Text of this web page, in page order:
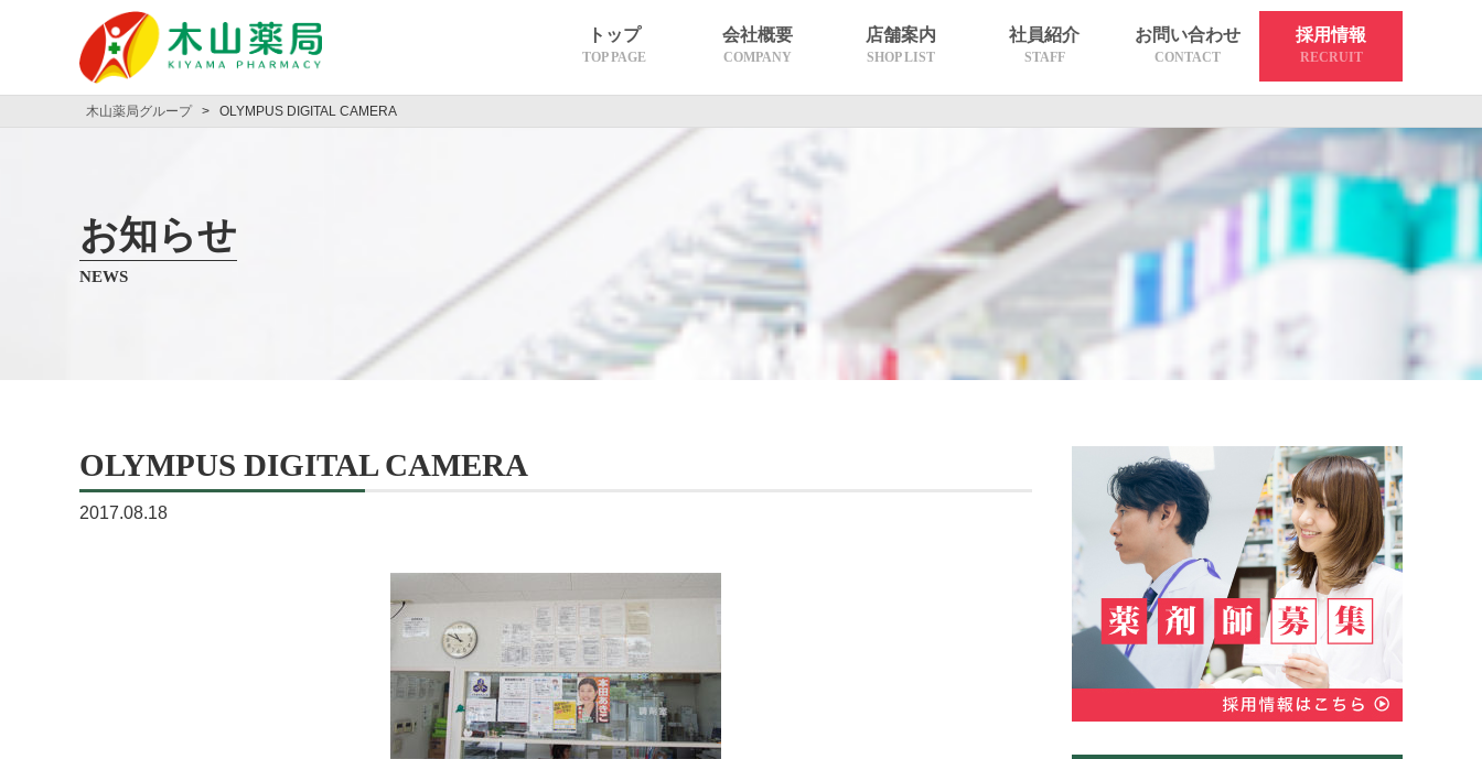
トップ
TOP PAGE
会社概要
COMPANY
店舗案内
SHOP LIST
社員紹介
STAFF
お問い合わせ
CONTACT
採用情報
RECRUIT
木山薬局グループ > OLYMPUS DIGITAL CAMERA
お知らせ
NEWS
OLYMPUS DIGITAL CAMERA
2017.08.18